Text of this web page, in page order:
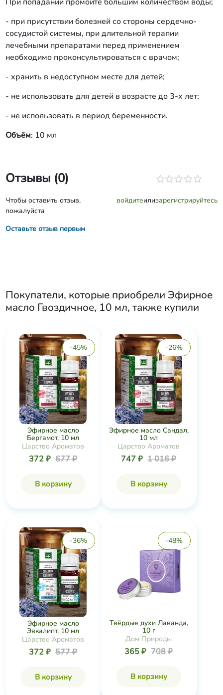
- при присутствии болезней со стороны сердечно-
сосудистой системы, при длительной терапии
лечебными препаратами перед применением
необходимо проконсультироваться с врачом;
- хранить в недоступном месте для детей;
- не использовать для детей в возрасте до 3-х лет;
- не использовать в период беременности.
Объём: 10 мл
Отзывы (0)
Чтобы оставить отзыв,
пожалуйста
войдитеилизарегистрируйтесь
Оставьте отзыв первым
Покупатели, которые приобрели Эфирное
масло Гвоздичное, 10 мл, также купили
-45%
Эфирное масло
Бергамот, 10 мл
Царство Ароматов
372 ₽ 677 ₽
В корзину
-26%
Эфирное масло Сандал,
10 мл
Царство Ароматов
747 ₽ 1 016 ₽
В корзину
-36%
Эфирное масло
Эвкалипт, 10 мл
Царство Ароматов
372 ₽ 577 ₽
В корзину
-48%
Твёрдые духи Лаванда,
10 г
Дом Природы
365 ₽ 708 ₽
В корзину